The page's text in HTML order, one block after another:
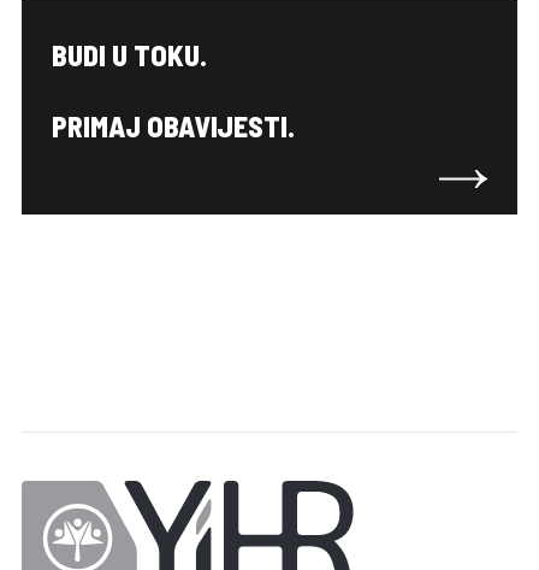
BUDI U TOKU.
PRIMAJ OBAVIJESTI.